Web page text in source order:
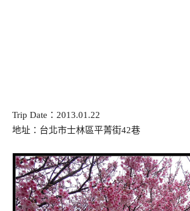
Trip Date ： 2013.01.22
地址：台北市士林區平菁街42巷